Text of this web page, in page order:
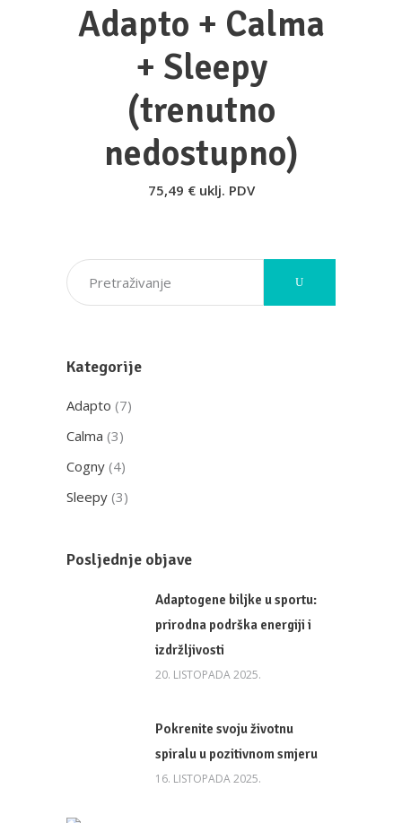
Adapto + Calma
+ Sleepy
(trenutno
nedostupno)
75,49 € uklj. PDV
Kategorije
Adapto (7)
Calma (3)
Cogny (4)
Sleepy (3)
Posljednje objave
Adaptogene biljke u sportu:
prirodna podrška energiji i
izdržljivosti
20. LISTOPADA 2025.
Pokrenite svoju životnu
spiralu u pozitivnom smjeru
16. LISTOPADA 2025.